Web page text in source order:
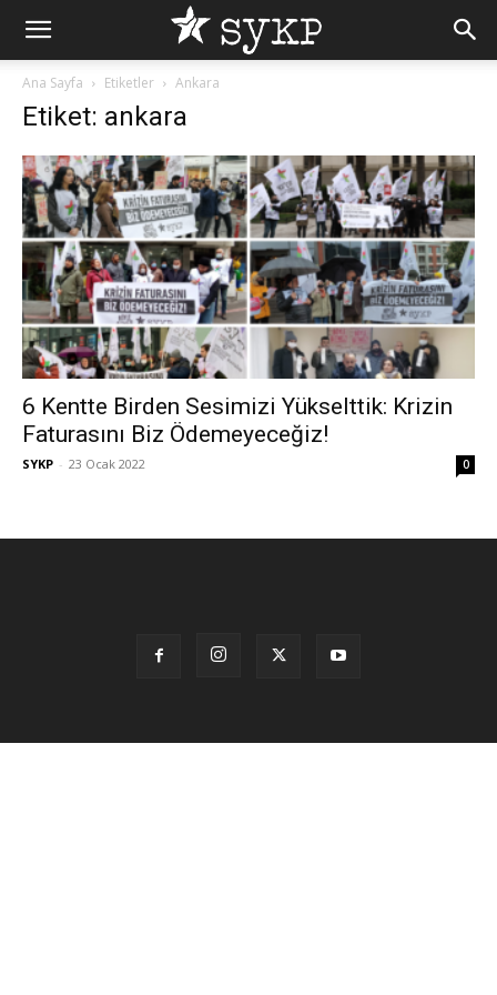
Ana Sayfa Etiketler Ankara
Etiket: ankara
6 Kentte Birden Sesimizi Yükselttik: Krizin
Faturasını Biz Ödemeyeceğiz!
SYKP - 23 Ocak 2022 0